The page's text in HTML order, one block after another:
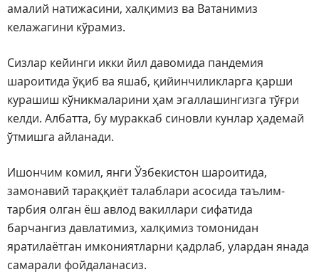
амалий натижасини, халқимиз ва Ватанимиз
келажагини кўрамиз.
Сизлар кейинги икки йил давомида пандемия
шароитида ўқиб ва яшаб, қийинчиликларга қарши
курашиш кўникмаларини ҳам эгаллашингизга тўғри
келди. Албатта, бу мураккаб синовли кунлар ҳадемай
ўтмишга айланади.
Ишончим комил, янги Ўзбекистон шароитида,
замонавий тараққиёт талаблари асосида таълим-
тарбия олган ёш авлод вакиллари сифатида
барчангиз давлатимиз, халқимиз томонидан
яратилаётган имкониятларни қадрлаб, улардан янада
самарали фойдаланасиз.